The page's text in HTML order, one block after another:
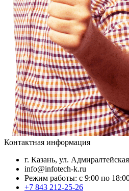
Контактная информация
г. Казань, ул.
info@infotech-k.ru
Режим работы: с 9:00 по
+7 843 212-25-26